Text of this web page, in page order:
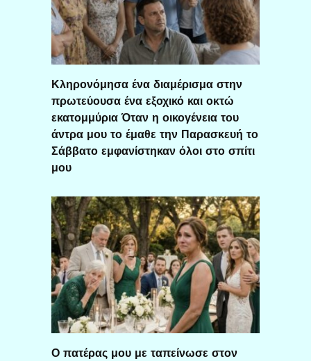
Κληρονόμησα ένα διαμέρισμα στην
πρωτεύουσα ένα εξοχικό και οκτώ
εκατομμύρια Όταν η οικογένεια του
άντρα μου το έμαθε την Παρασκευή το
Σάββατο εμφανίστηκαν όλοι στο σπίτι
μου
Ο πατέρας μου με ταπείνωσε στον